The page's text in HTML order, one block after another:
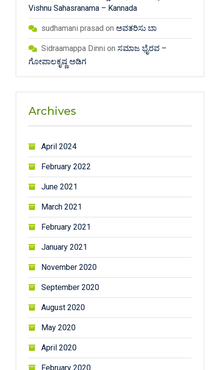
Vishnu Sahasranama – Kannada
sudhamani prasad on ಅವತರಿಸು ಬಾ
Sidraamappa Dinni on ಸಮಾಜ ಭೈರವ –
ಗೋಪಾಲಕೃಷ್ಣ ಅಡಿಗ
Archives
April 2024
February 2022
June 2021
March 2021
February 2021
January 2021
November 2020
September 2020
August 2020
May 2020
April 2020
February 2020